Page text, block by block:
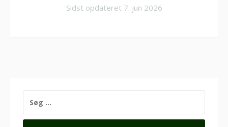
Sidst opdateret 7. jun 2026
EFTER: